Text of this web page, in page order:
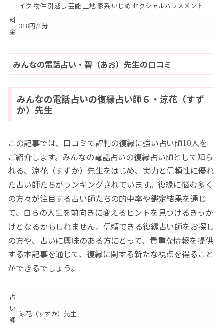
イク 物件 引越し 芸能 土地 家系 いじめ セクシャルハラスメント
料
金
318円/1分
みんなの電話占い・碧（あお）先生の口コミ
みんなの電話占いの復縁占い師６・涼花（すず
か）先生
この記事では、口コミで評判の復縁に強い占い師10人を
ご紹介します。みんなの電話占いの復縁占い師として知ら
れる、涼花（すずか）先生をはじめ、実力と信頼性に優れ
た占い師たちがランキングされています。復縁に悩む多く
の方々が注目する占い師たちの的中率や鑑定結果を通じ
て、自らの人生を前向きに変えるヒントを見つけるきっか
けとなるかもしれません。信頼できる復縁占い師をお探し
の方や、占いに興味のある方にとって、貴重な情報を提供
する本記事を通じて、復縁に関する新たな視点を得ること
ができるでしょう。
占
い
師
涼花（すずか）先生